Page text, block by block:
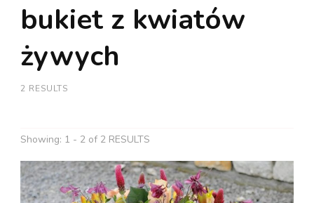
bukiet z kwiatów
żywych
2 RESULTS
Showing: 1 - 2 of 2 RESULTS